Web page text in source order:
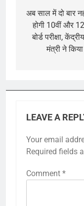
navigation
अब साल में दो बार
होगी 10वीं और
बोर्ड परीक्षा,
मंत्री ने
LEAVE A
Your email
Required fields
Comment *